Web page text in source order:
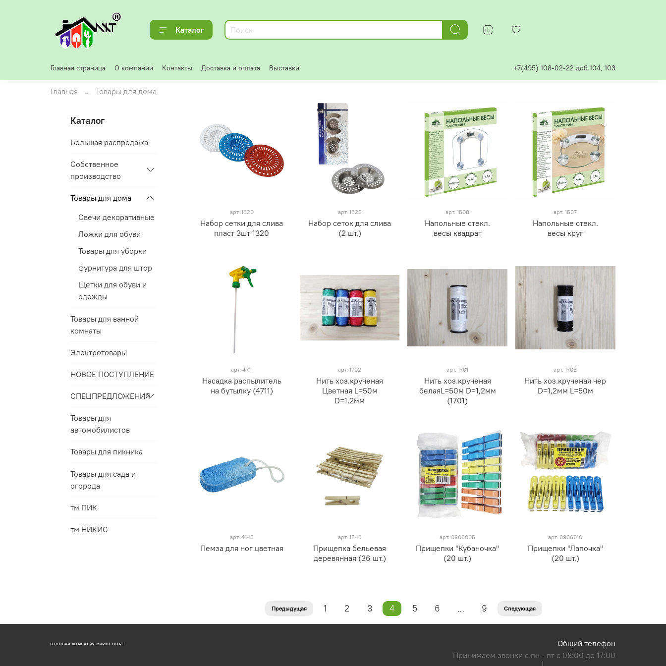
Каталог
Главная страница О компании Контакты Доставка и оплата Выставки +7(495) 108-02-22 доб.104, 103
Главная Товары для дома
арт. 1320
Набор сетки для слива
пласт 3шт 1320
арт. 1322
Набор сеток для слива
(2 шт.)
арт.1508
Напольные стекл.
весы квадрат
арт.1507
Напольные стекл.
весы круг
арт. 4711
Насадка распылитель
на бутылку (4711)
арт.1702
Нить хоз.крученая
Цветная L=50м
D=1,2мм
арт.1701
Нить хоз.крученая
белаяL=50м D=1,2мм
(1701)
арт.1703
Нить хоз.крученая чер
D=1,2мм L=50м
арт. 4143
Пемза для ног цветная
арт. 1543
Прищепка бельевая
деревянная (36 шт.)
арт. 0906005
Прищепки "Кубаночка"
(20 шт.)
арт. 0906010
Прищепки "Лапочка"
(20 шт.)
Предыдущая 1 2 3 4 5 6 … 9 Следующая
Каталог
Большая распродажа
Собственное
производство
Товары для дома
Свечи декоративные
Ложки для обуви
Товары для уборки
фурнитура для штор
Щетки для обуви и
одежды
Товары для ванной
комнаты
Электротовары
НОВОЕ ПОСТУПЛЕНИЕ
СПЕЦПРЕДЛОЖЕНИЯ
Товары для
автомобилистов
Товары для пикника
Товары для сада и
огорода
тм ПИК
тм НИКИС
ОПТОВАЯ КОМПАНИЯ МИРХОЗТОРГ
Общий телефон
Принимаем звонки с пн - пт с 08:00 до 17:00